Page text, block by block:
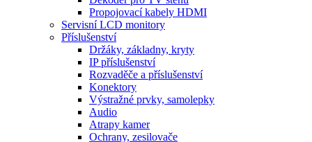
Propojovací kabely HDMI
Servisní LCD monitory
Příslušenství
Držáky, základny, kryty
IP příslušenství
Rozvaděče a příslušenství
Konektory
Výstražné prvky, samolepky
Audio
Atrapy kamer
Ochrany, zesilovače